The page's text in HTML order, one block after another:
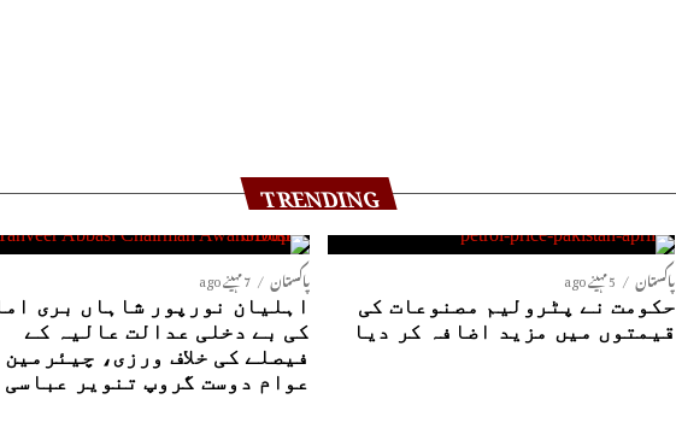
TRENDING
پاکستان 5 مہینے ago
حکومت نے پٹرولیم مصنوعات کی
قیمتوں میں مزید اضافہ کر دیا
پاکستان 7 مہینے ago
اہلیان نورپور شاہاں بری
کی بے دخلی عدالت عالیہ کے
فیصلے کی خلاف ورزی، چیئرمین
عوام دوست گروپ تنویر عباسی